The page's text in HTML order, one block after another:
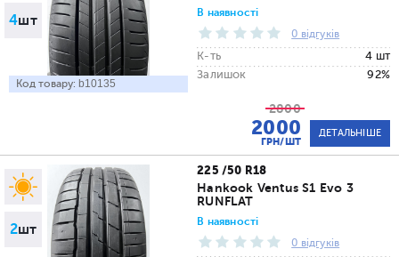
4шт
Код товару: b10135
В наявності
0 відгуків
К-ть
4 шт
Залишок
92%
2800
2000
ГРН/ШТ
ДЕТАЛЬНІШЕ
2шт
225 /50 R18
Hankook Ventus S1 Evo 3
RUNFLAT
В наявності
0 відгуків